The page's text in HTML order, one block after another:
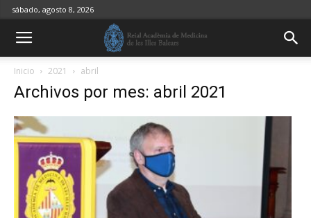
sábado, agosto 8, 2026
Inicio 2021 abril
Archivos por mes: abril 2021